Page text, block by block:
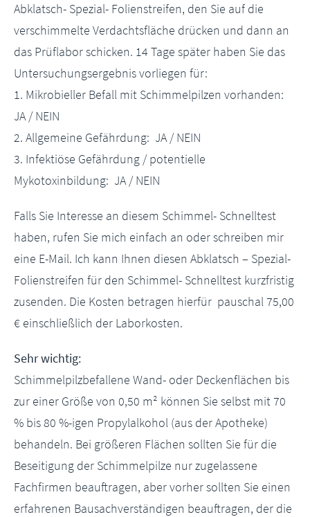
Abklatsch- Spezial- Folienstreifen, den Sie auf die
verschimmelte Verdachtsfläche drücken und dann an
das Prüflabor schicken. 14 Tage später haben Sie das
Untersuchungsergebnis vorliegen für:
1. Mikrobieller Befall mit Schimmelpilzen vorhanden:
JA / NEIN
2. Allgemeine Gefährdung: JA / NEIN
3. Infektiöse Gefährdung / potentielle
Mykotoxinbildung: JA / NEIN
Falls Sie Interesse an diesem Schimmel- Schnelltest
haben, rufen Sie mich einfach an oder schreiben mir
eine E-Mail. Ich kann Ihnen diesen Abklatsch – Spezial-
Folienstreifen für den Schimmel- Schnelltest kurzfristig
zusenden. Die Kosten betragen hierfür pauschal 75,00
€ einschließlich der Laborkosten.
Sehr wichtig:
Schimmelpilzbefallene Wand- oder Deckenflächen bis
zur einer Größe von 0,50 m² können Sie selbst mit 70
% bis 80 %-igen Propylalkohol (aus der Apotheke)
behandeln. Bei größeren Flächen sollten Sie für die
Beseitigung der Schimmelpilze nur zugelassene
Fachfirmen beauftragen, aber vorher sollten Sie einen
erfahrenen Bausachverständigen beauftragen, der die